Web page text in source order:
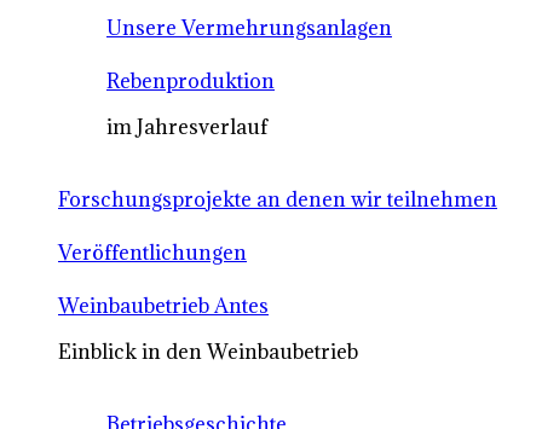
Unsere Vermehrungsanlagen
Rebenproduktion
im Jahresverlauf
Forschungsprojekte an denen wir teilnehmen
Veröffentlichungen
Weinbaubetrieb Antes
Einblick in den Weinbaubetrieb